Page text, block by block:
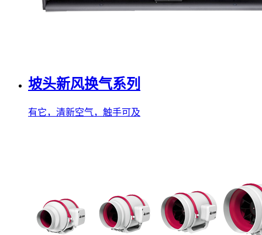
坡头新风换气系列
有它，清新空气，触手可及